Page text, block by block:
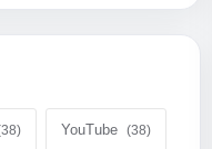
YouTube